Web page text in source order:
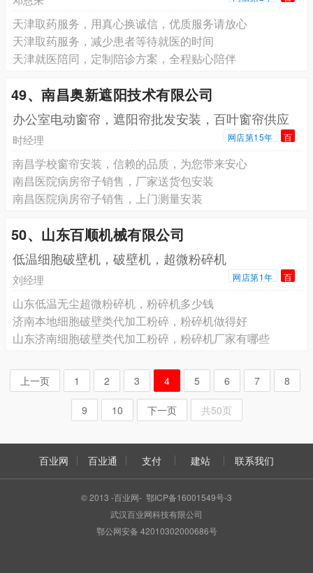
天津取药服务，用真心换诚信，优质服务请放心
天津取药服务，减少患者等待就医的时间
天津就医陪同，定制陪诊方案，全程贴心陪伴
49、南昌奥新遮阳技术有限公司
办公室电动窗帘，遮阳帘批发安装，百叶窗帘供应
时经理 网店第15年 百
南昌学校窗帘安装，信赖的品质，为您带来安心
南昌医院病房帘子销售，厂家送货包安装
南昌医院病房帘子销售，上门测量安装
50、山东百顺机械有限公司
低温细胞破壁机，破壁机，超微粉碎机
刘经理 网店第1年 百
山东低温无尘超微粉碎机，粉碎机多少钱
济南本地细胞破壁类代加工粉碎，粉碎机做得好
山东济南细胞破壁类代加工粉碎，粉碎机厂家有哪些
上一页 1 2 3 4 5 6 7 8
9 10 下一页 共50页
百业网 百业通 支付 建站 联系我们
© 2013 -百业网- 鄂ICP备16001549号-3
武汉百业网科技有限公司
鄂公网安备 42010302000686号